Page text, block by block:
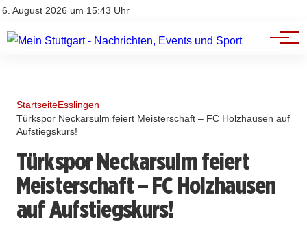
6. August 2026 um 15:43 Uhr
Impressum
Branchenbuch
Werbung
StartseiteEsslingen
Türkspor Neckarsulm feiert Meisterschaft – FC Holzhausen auf
Aufstiegskurs!
Türkspor Neckarsulm feiert
Meisterschaft – FC Holzhausen
auf Aufstiegskurs!